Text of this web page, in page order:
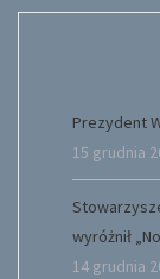
Prezydent
15 grudnia
wyróżnił
14 grudnia